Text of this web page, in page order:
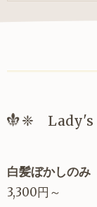
❈ Lady's
白髪ぼかしのみ
3,300円～